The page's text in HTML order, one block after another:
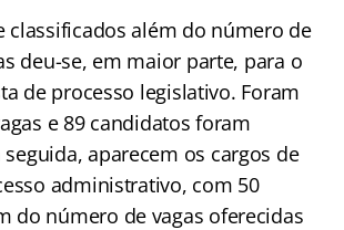
classificados além do número de
deu-se, em maior parte, para o
de processo legislativo. Foram
e 89 candidatos foram
aparecem os cargos de
administrativo, com 50
do número de vagas oferecidas